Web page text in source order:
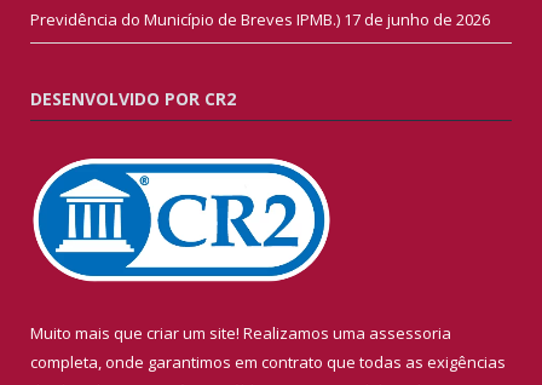
Previdência do Município de Breves IPMB.) 17 de junho de 2026
DESENVOLVIDO POR CR2
Muito mais que criar um site! Realizamos uma assessoria
completa, onde garantimos em contrato que todas as exigências